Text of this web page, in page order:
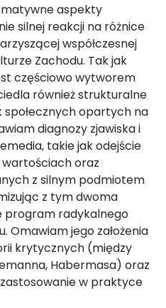
aspekty
silnej reakcji na różnice
współczesnej
Zachodu. Tak jak
częściowo wytworem
również strukturalne
opartych na
diagnozy zjawiska i
takie jak odejście
oraz
z silnym podmiotem
z tym dwoma
program radykalnego
Omawiam jego założenia
krytycznych (między
Habermasa) oraz
w praktyce